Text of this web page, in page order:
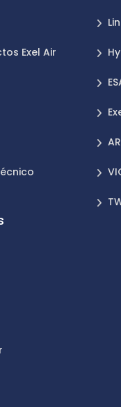
Exel Air